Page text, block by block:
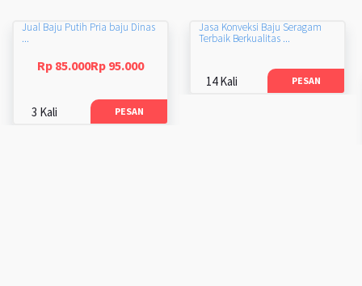
Jual Baju Putih Pria baju Dinas
...
Rp 85.000Rp 95.000
3 Kali PESAN
Jasa Konveksi Baju Seragam
Terbaik Berkualitas ...
14 Kali PESAN